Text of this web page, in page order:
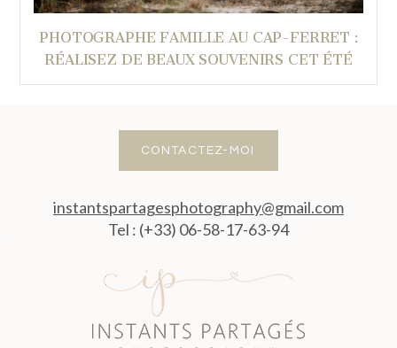
PHOTOGRAPHE FAMILLE AU CAP-FERRET :
RÉALISEZ DE BEAUX SOUVENIRS CET ÉTÉ
CONTACTEZ-MOI
instantspartagesphotography@gmail.com
Tel : (+33) 06-58-17-63-94